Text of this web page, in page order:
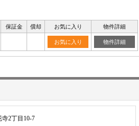
保証金 償却 お気に入り 物件詳細
お気に入り 物件詳細
2丁目10-7